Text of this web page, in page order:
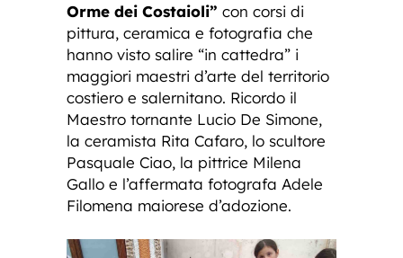
Orme dei Costaioli” con corsi di
pittura, ceramica e fotografia che
hanno visto salire “in cattedra” i
maggiori maestri d’arte del territorio
costiero e salernitano. Ricordo il
Maestro tornante Lucio De Simone,
la ceramista Rita Cafaro, lo scultore
Pasquale Ciao, la pittrice Milena
Gallo e l’affermata fotografa Adele
Filomena maiorese d’adozione.